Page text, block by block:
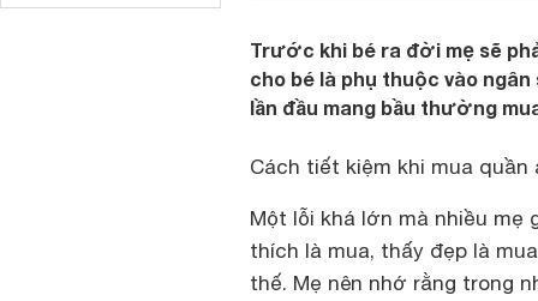
Trước khi bé ra đời mẹ sẽ
cho bé là phụ thuộc vào
lần đầu mang bầu thường
Cách tiết kiệm khi mua quần
Một lỗi khá lớn mà nhiều mẹ
thích là mua, thấy đẹp là
thế. Mẹ nên nhớ rằng trong